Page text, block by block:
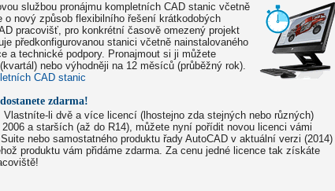
službou pronájmu kompletních CAD stanic včetně
o nový způsob flexibilního řešení krátkodobých
pracovišť, pro konkrétní časově omezený projekt
předkonfigurovanou stanici včetně nainstalovaného
a technické podpory. Pronajmout si ji můžete
nebo výhodněji na 12 měsíců (průběžný rok).
CAD stanic
zdarma!
Vlastníte-li dvě a více licencí (lhostejno zda stejných nebo různých)
a starších (až do R14), můžete nyní pořídit novou licenci vámi
nebo samostatného produktu řady AutoCAD v aktuální verzi (2014)
produktu vám přidáme zdarma. Za cenu jedné licence tak získáte